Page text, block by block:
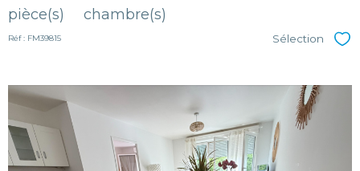
pièce(s) chambre(s)
Réf : FM39815 Sélection